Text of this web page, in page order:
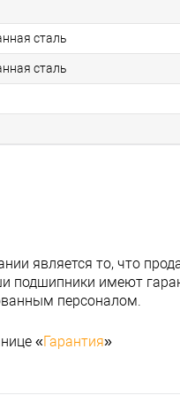
сталь
сталь
является то, что
подшипники имеют
персоналом.
«Гарантия»